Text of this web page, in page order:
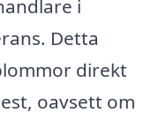
i
Detta
direkt
oavsett om